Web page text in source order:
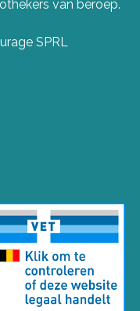
van beroep.
SPRL